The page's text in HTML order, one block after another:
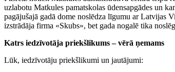
uzlabotu Matkules pamatskolas ūdensapgādes un
pagājušajā gadā dome noslēdza līgumu ar Latvijas
izstrādāja firma «Skubs», bet gada nogalē tika
Katrs iedzīvotāja priekšlikums – vērā ņemams
Lūk, iedzīvotāju priekšlikumi un jautājumi: